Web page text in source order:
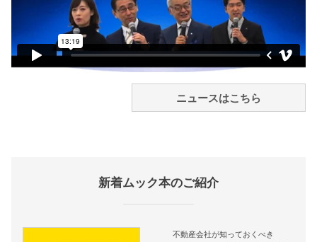
ニュースはこちら
新着ムック本のご紹介
不動産会社が知っておくべき